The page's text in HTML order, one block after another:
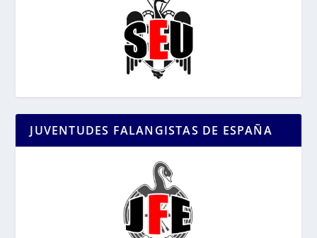
JUVENTUDES FALANGISTAS DE ESPAÑA